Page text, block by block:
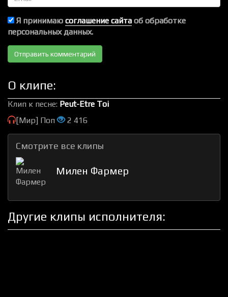
Я принимаю соглашение сайта об обработке
персональных данных.
О клипе:
Клип к песне: Peut-Etre Toi
[Мир] Поп
2 416
Смотрите все клипы
Милен Фармер
Другие клипы исполнителя: